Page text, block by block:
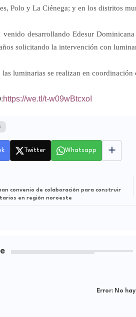
Polo y La Ciénega; y en los distritos
venido desarrollando Edesur
solicitando la intervención con
las luminarias se realizan en coordinación
:https://we.tl/t-w09wBtcxoI
Twitter Whatsapp
convenio de colaboración para construir
en región noroeste
Error: No